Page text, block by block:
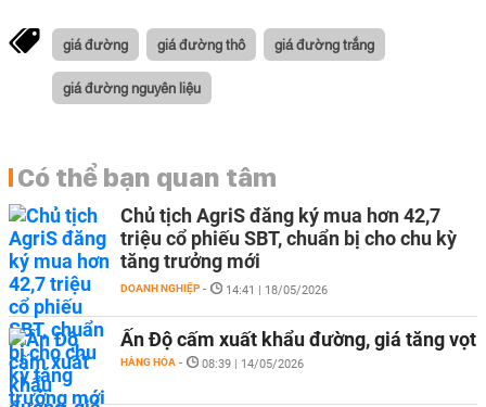
giá đường giá đường thô giá đường trắng
giá đường nguyên liệu
Có thể bạn quan tâm
Chủ tịch AgriS đăng ký mua hơn 42,7
triệu cổ phiếu SBT, chuẩn bị cho chu kỳ
tăng trưởng mới
DOANH NGHIỆP - 14:41 | 18/05/2026
Ấn Độ cấm xuất khẩu đường, giá tăng vọt
HÀNG HÓA - 08:39 | 14/05/2026